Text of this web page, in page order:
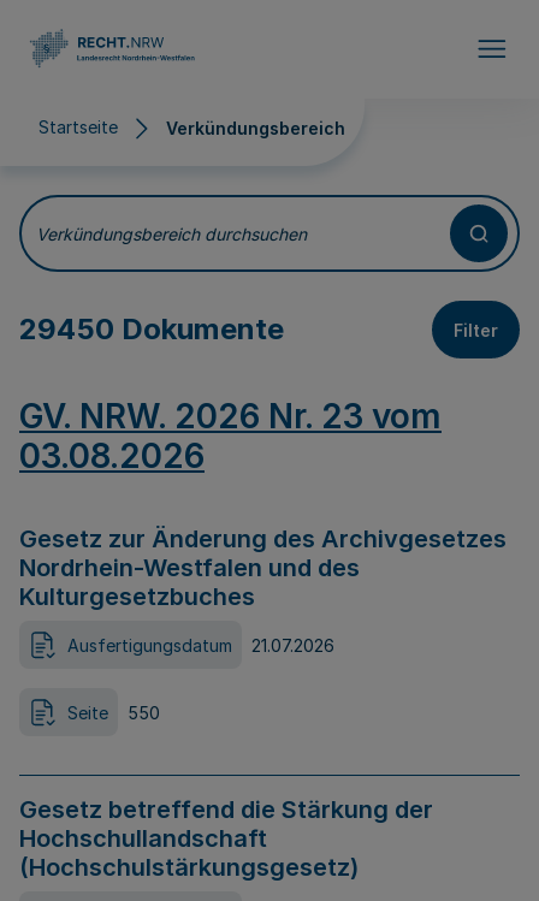
Startseite Verkündungsbereich
Verkündungsbereich
Verkündungsbereich durchsuchen
29450 Dokumente Filter
GV. NRW. 2026 Nr. 23 vom
03.08.2026
Gesetz zur Änderung des Archivgesetzes
Nordrhein-Westfalen und des
Kulturgesetzbuches
Ausfertigungsdatum 21.07.2026
Seite 550
Gesetz betreffend die Stärkung der
Hochschullandschaft
(Hochschulstärkungsgesetz)